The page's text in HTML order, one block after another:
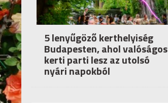
5 lenyűgöző kerthelyiség
Budapesten, ahol valóságos
kerti parti lesz az utolsó
nyári napokból